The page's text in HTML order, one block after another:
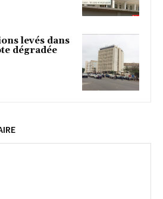
levés dans
dégradée